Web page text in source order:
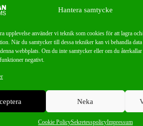
Hantera samtycke
upplevelse använder vi teknik som cookies för att lagra
När du samtycker till dessa tekniker kan vi behandla
webbplats. Om du inte samtycker eller om du
negativt.
Neka
Cookie PolicySekretesspolicyImpressum